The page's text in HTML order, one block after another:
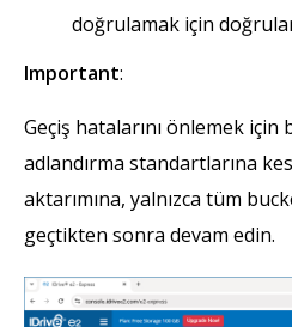
doğrulamak için
Important:
Geçiş hatalarını önlemek için
adlandırma standartlarına
aktarımına, yalnızca tüm
geçtikten sonra devam edin.